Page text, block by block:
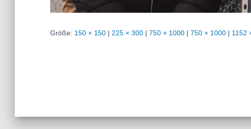
Größe: 150 × 150 | 225 × 300 | 750 × 1000 | 750 × 1000 | 1152